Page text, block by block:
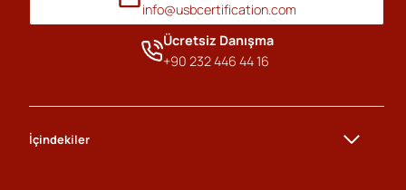
info@usbcertification.com
Ücretsiz Danışma
+90 232 446 44 16
İçindekiler